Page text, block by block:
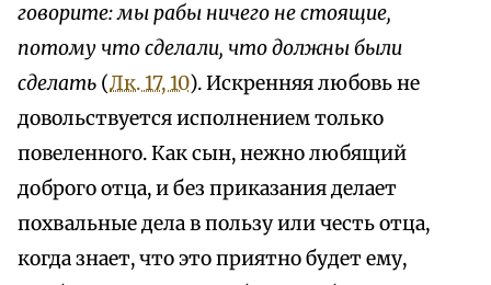
говорите: мы рабы ничего не стоящие,
потому что сделали, что должны были
сделать (Лк. 17, 10). Искренняя любовь не
довольствуется исполнением только
повеленного. Как сын, нежно любящий
доброго отца, и без приказания делает
похвальные дела в пользу или честь отца,
когда знает, что это приятно будет ему,